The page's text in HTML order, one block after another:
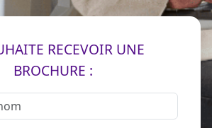
RECEVOIR UNE
BROCHURE :